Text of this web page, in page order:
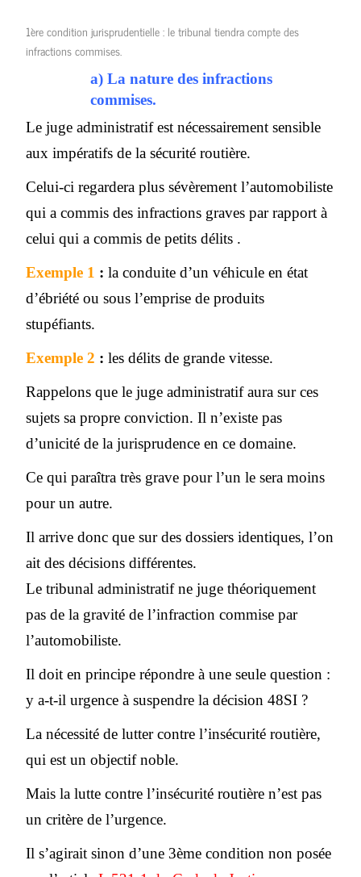
1ère condition jurisprudentielle : le tribunal tiendra compte des
infractions commises.
a) La nature des infractions
commises.
Le juge administratif est nécessairement sensible
aux impératifs de la sécurité routière.
Celui-ci regardera plus sévèrement l’automobiliste
qui a commis des infractions graves par rapport à
celui qui a commis de petits délits .
Exemple 1 : la conduite d’un véhicule en état
d’ébriété ou sous l’emprise de produits
stupéfiants.
Exemple 2 : les délits de grande vitesse.
Rappelons que le juge administratif aura sur ces
sujets sa propre conviction. Il n’existe pas
d’unicité de la jurisprudence en ce domaine.
Ce qui paraîtra très grave pour l’un le sera moins
pour un autre.
Il arrive donc que sur des dossiers identiques, l’on
ait des décisions différentes.
Le tribunal administratif ne juge théoriquement
pas de la gravité de l’infraction commise par
l’automobiliste.
Il doit en principe répondre à une seule question :
y a-t-il urgence à suspendre la décision 48SI ?
La nécessité de lutter contre l’insécurité routière,
qui est un objectif noble.
Mais la lutte contre l’insécurité routière n’est pas
un critère de l’urgence.
Il s’agirait sinon d’une 3ème condition non posée